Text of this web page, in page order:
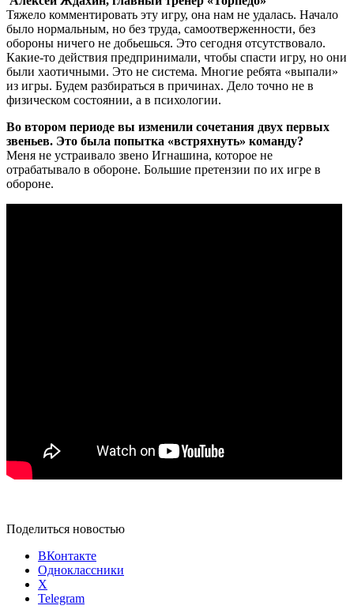
Тяжело комментировать эту игру, она нам не удалась. Начало
было нормальным, но без труда, самоотверженности, без
обороны ничего не добьешься. Это сегодня отсутствовало.
Какие-то действия предпринимали, чтобы спасти игру, но они
были хаотичными. Это не система. Многие ребята «выпали»
из игры. Будем разбираться в причинах. Дело точно не в
физическом состоянии, а в психологии.
Во втором периоде вы изменили сочетания двух первых
звеньев. Это была попытка «встряхнуть» команду?
Меня не устраивало звено Игнашина, которое не
отрабатывало в обороне. Большие претензии по их игре в
обороне.
Поделиться новостью
ВКонтакте
Одноклассники
X
Telegram